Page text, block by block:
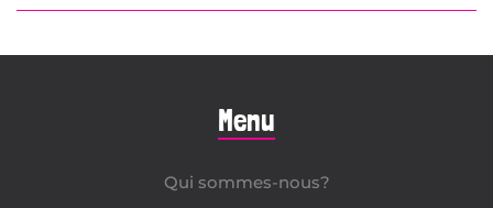
Menu
Qui sommes-nous?